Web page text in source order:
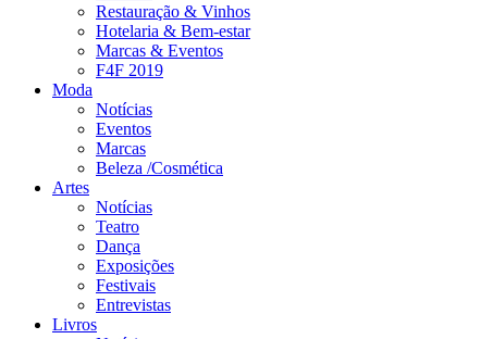
Restauração & Vinhos
Hotelaria & Bem-estar
Marcas & Eventos
F4F 2019
Moda
Notícias
Eventos
Marcas
Beleza /Cosmética
Artes
Notícias
Teatro
Dança
Exposições
Festivais
Entrevistas
Livros